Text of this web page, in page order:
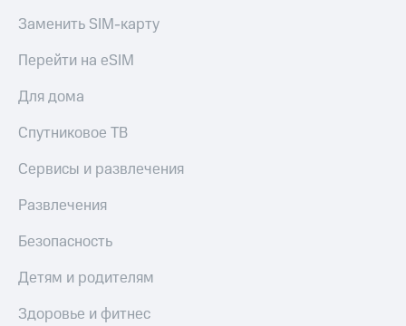
Заменить SIM-карту
Перейти на eSIM
Для дома
Спутниковое ТВ
Сервисы и развлечения
Развлечения
Безопасность
Детям и родителям
Здоровье и фитнес